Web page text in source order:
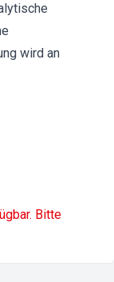
wird an
Bitte